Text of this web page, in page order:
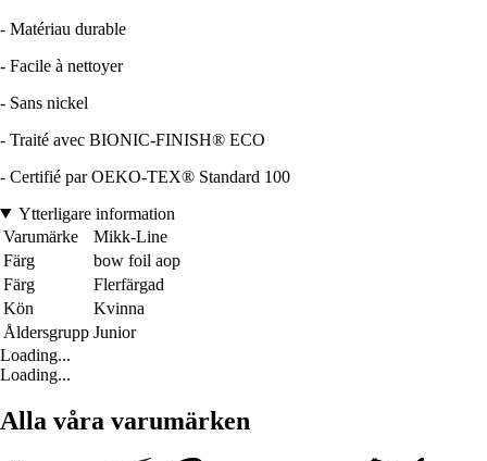
- Matériau durable
- Facile à nettoyer
- Sans nickel
- Traité avec BIONIC-FINISH® ECO
- Certifié par OEKO-TEX® Standard 100
Ytterligare information
Varumärke
Mikk-Line
Färg
bow foil aop
Färg
Flerfärgad
Kön
Kvinna
Åldersgrupp Junior
Loading...
Loading...
Alla våra varumärken